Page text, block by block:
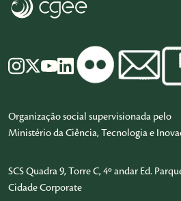
Organização social supervisionada pelo
Ministério da Ciência, Tecnologia e
SCS Quadra 9, Torre C, 4º andar Ed.
Cidade Corporate